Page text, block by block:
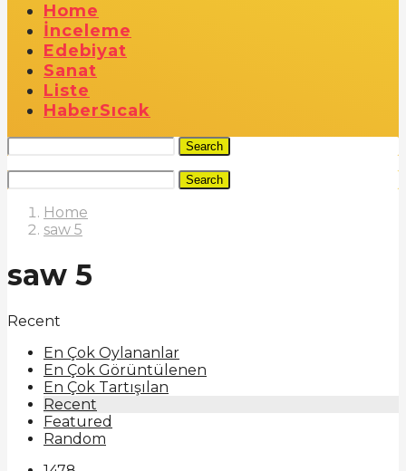
Home
İnceleme
Edebiyat
Sanat
Liste
HaberSıcak
Search
Search
Home
saw 5
saw 5
Recent
En Çok Oylananlar
En Çok Görüntülenen
En Çok Tartışılan
Recent
Featured
Random